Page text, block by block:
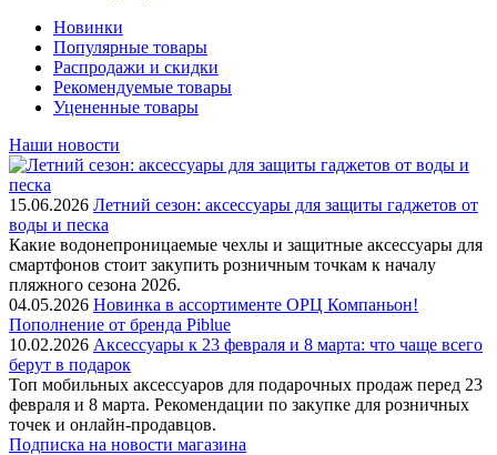
Новинки
Популярные товары
Распродажи и скидки
Рекомендуемые товары
Уцененные товары
Наши новости
15.06.2026 Летний сезон: аксессуары для защиты гаджетов от
воды и песка
Какие водонепроницаемые чехлы и защитные аксессуары для
смартфонов стоит закупить розничным точкам к началу
пляжного сезона 2026.
04.05.2026 Новинка в ассортименте OРЦ Компаньон!
Пополнение от бренда Piblue
10.02.2026 Аксессуары к 23 февраля и 8 марта: что чаще всего
берут в подарок
Топ мобильных аксессуаров для подарочных продаж перед 23
февраля и 8 марта. Рекомендации по закупке для розничных
точек и онлайн-продавцов.
Подписка на новости магазина